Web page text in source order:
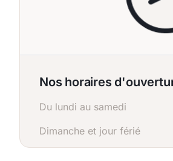
Nos horaires
Du lundi au samedi
Dimanche et jour férié